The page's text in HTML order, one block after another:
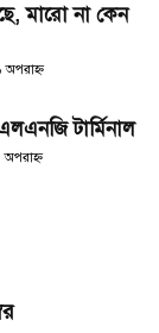
মারো না কেন
টার্মিনাল